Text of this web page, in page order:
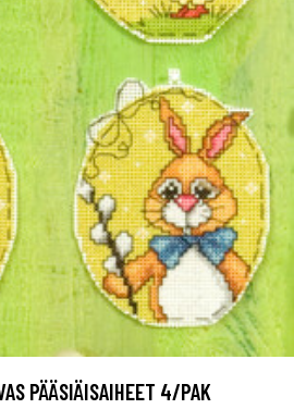
PÄÄSIÄISAIHEET 4/PAK